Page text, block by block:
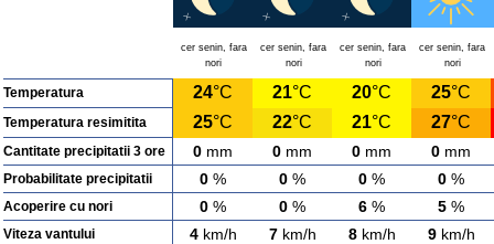
cer senin, fara
nori
cer senin, fara
nori
cer senin, fara
nori
cer senin, fara
nori
Temperatura 24°C 21°C 20°C 25°C
Temperatura resimitita 25°C 22°C 21°C 27°C
Cantitate precipitatii 3 ore 0 mm 0 mm 0 mm 0 mm
Probabilitate precipitatii 0 % 0 % 0 % 0 %
Acoperire cu nori 0 % 0 % 6 % 5 %
Viteza vantului 4km/h 7km/h 8km/h 9km/h